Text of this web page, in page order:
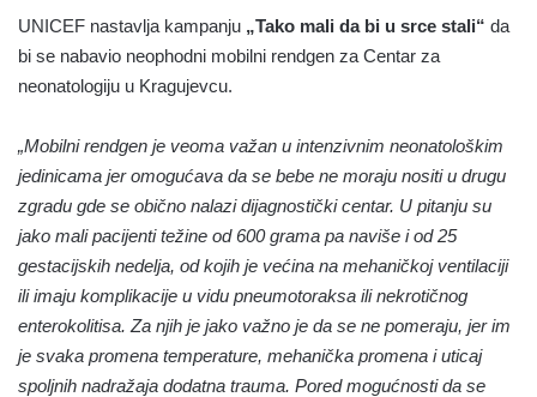
UNICEF nastavlja kampanju „Tako mali da bi u srce stali“ da
bi se nabavio neophodni mobilni rendgen za Centar za
neonatologiju u Kragujevcu.
„Mobilni rendgen je veoma važan u intenzivnim neonatološkim
jedinicama jer omogućava da se bebe ne moraju nositi u drugu
zgradu gde se obično nalazi dijagnostički centar. U pitanju su
jako mali pacijenti težine od 600 grama pa naviše i od 25
gestacijskih nedelja, od kojih je većina na mehaničkoj ventilaciji
ili imaju komplikacije u vidu pneumotoraksa ili nekrotičnog
enterokolitisa. Za njih je jako važno je da se ne pomeraju, jer im
je svaka promena temperature, mehanička promena i uticaj
spoljnih nadražaja dodatna trauma. Pored mogućnosti da se